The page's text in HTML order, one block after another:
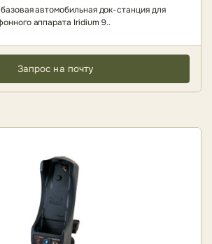
автомобильная док-станция для
аппарата Iridium 9..
Запрос на почту